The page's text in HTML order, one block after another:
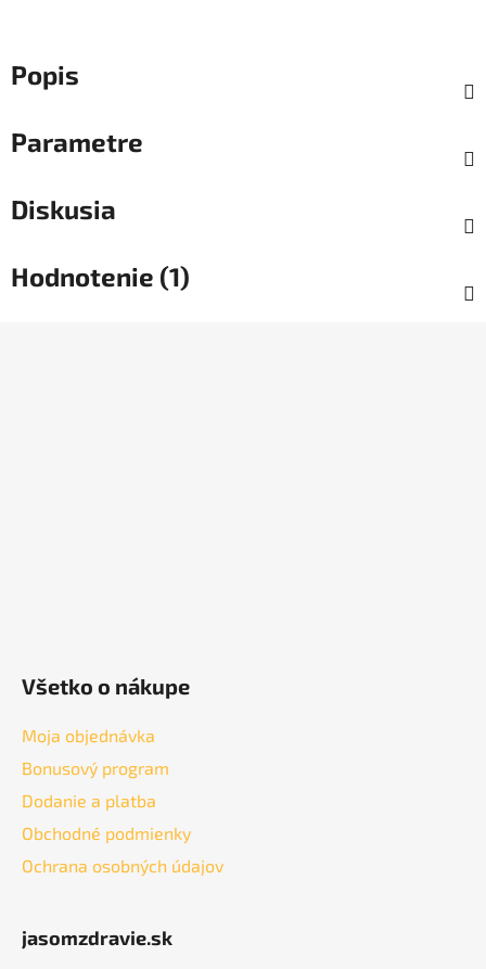
Popis
Parametre
Diskusia
Hodnotenie (1)
Všetko o nákupe
Moja objednávka
Bonusový program
Dodanie a platba
Obchodné podmienky
Ochrana osobných údajov
jasomzdravie.sk